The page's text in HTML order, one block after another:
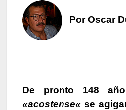
Por Oscar
De pronto 148
«acostense« se